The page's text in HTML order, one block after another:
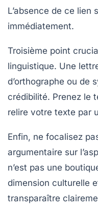
L’absence de ce lien
immédiatement.
Troisième point
linguistique. Une
d’orthographe ou de
crédibilité. Prenez le
relire votre texte par
Enfin, ne focalisez
argumentaire sur
n’est pas une
dimension culturelle
transparaître